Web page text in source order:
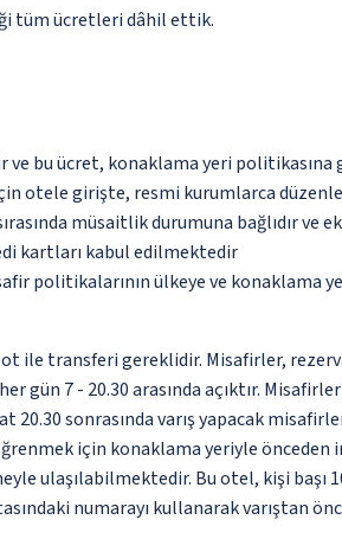
tüm ücretleri dâhil ettik.
ve bu ücret, konaklama yeri
otele girişte, resmi kurumlarca
müsaitlik durumuna bağlıdır
kartları kabul edilmektedir
politikalarının ülkeye ve konaklama
ile transferi gereklidir. Misafirler,
gün 7 - 20.30 arasında açıktır.
20.30 sonrasında varış yapacak
için konaklama yeriyle önceden
ulaşılabilmektedir. Bu otel, kişi başı
numarayı kullanarak varıştan